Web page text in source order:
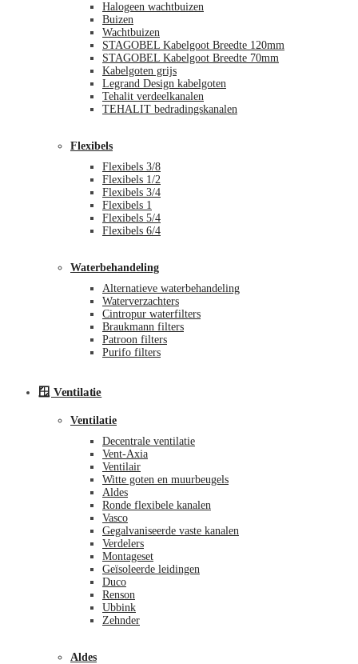
Halogeen wachtbuizen
Buizen
Wachtbuizen
STAGOBEL Kabelgoot Breedte 120mm
STAGOBEL Kabelgoot Breedte 70mm
Kabelgoten grijs
Legrand Design kabelgoten
Tehalit verdeelkanalen
TEHALIT bedradingskanalen
Flexibels
Flexibels 3/8
Flexibels 1/2
Flexibels 3/4
Flexibels 1
Flexibels 5/4
Flexibels 6/4
Waterbehandeling
Alternatieve waterbehandeling
Waterverzachters
Cintropur waterfilters
Braukmann filters
Patroon filters
Purifo filters
🪟 Ventilatie
Ventilatie
Decentrale ventilatie
Vent-Axia
Ventilair
Witte goten en muurbeugels
Aldes
Ronde flexibele kanalen
Vasco
Gegalvaniseerde vaste kanalen
Verdelers
Montageset
Geïsoleerde leidingen
Duco
Renson
Ubbink
Zehnder
Aldes